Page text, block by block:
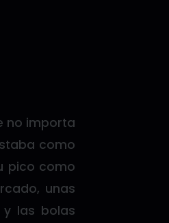
no importa
como
pico como
unas
las bolas